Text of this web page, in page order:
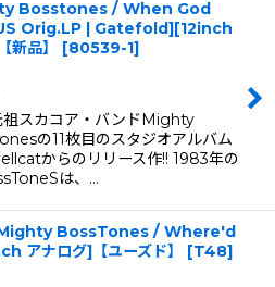
Bosstones / When God
Orig.LP | Gatefold][12inch
品】
[80539-1]
祖スカコア・バンドMighty
の11枚目のスタジオアルバム
からのリリース作!! 1983年の
は、…
BossTones ‎/ Where'd
アナログ]【ユーズド】
[T48]